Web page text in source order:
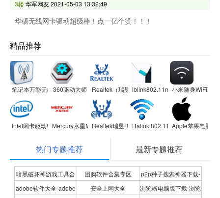
3楼华军网友2021-05-03 13:32:49
华硕无线网卡驱动超级棒！点一亿个赞！！！
精品推荐
笔记本万能无线网卡驱动
360驱动大师 Realtek（瑞昱）无线网卡驱动RTL8187
lblink802.11n无线网卡驱动程序
小米随身WiFi驱动
Intel网卡驱动Win10专版 64位Mercury水星MW150UM 2.0/MW150US 2.0无线网卡驱动
Realtek瑞昱RTL8111/RTL8168系列网卡驱动
Ralink 802.11n无线网卡驱动程序
Apple苹果电脑
热门专题推荐 最新专题推荐
暗黑破坏神游戏工具合
集
团购软件合集专区
p2p种子搜索神器下载-
P2P种子搜索神器专题
adobe软件大全-adobe 安全上网大全 浏览器电脑版下载-浏览